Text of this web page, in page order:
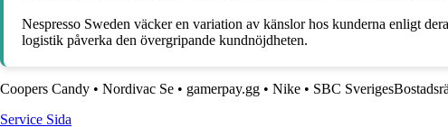
Nespresso Sweden väcker en variation av känslor hos kunderna enligt
logistik påverka den övergripande kundnöjdheten.
Coopers Candy • Nordivac Se • gamerpay.gg • Nike • SBC
Service Sida